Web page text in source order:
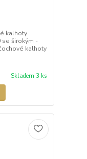
kalhoty
se širokým -
kalhoty
Skladem 3 ks